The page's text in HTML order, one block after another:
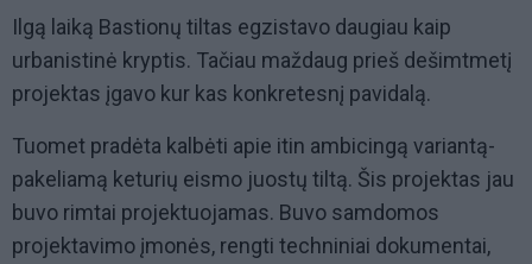
Ilgą laiką Bastionų tiltas egzistavo daugiau kaip
urbanistinė kryptis. Tačiau maždaug prieš dešimtmetį
projektas įgavo kur kas konkretesnį pavidalą.
Tuomet pradėta kalbėti apie itin ambicingą variantą-
pakeliamą keturių eismo juostų tiltą. Šis projektas jau
buvo rimtai projektuojamas. Buvo samdomos
projektavimo įmonės, rengti techniniai dokumentai,